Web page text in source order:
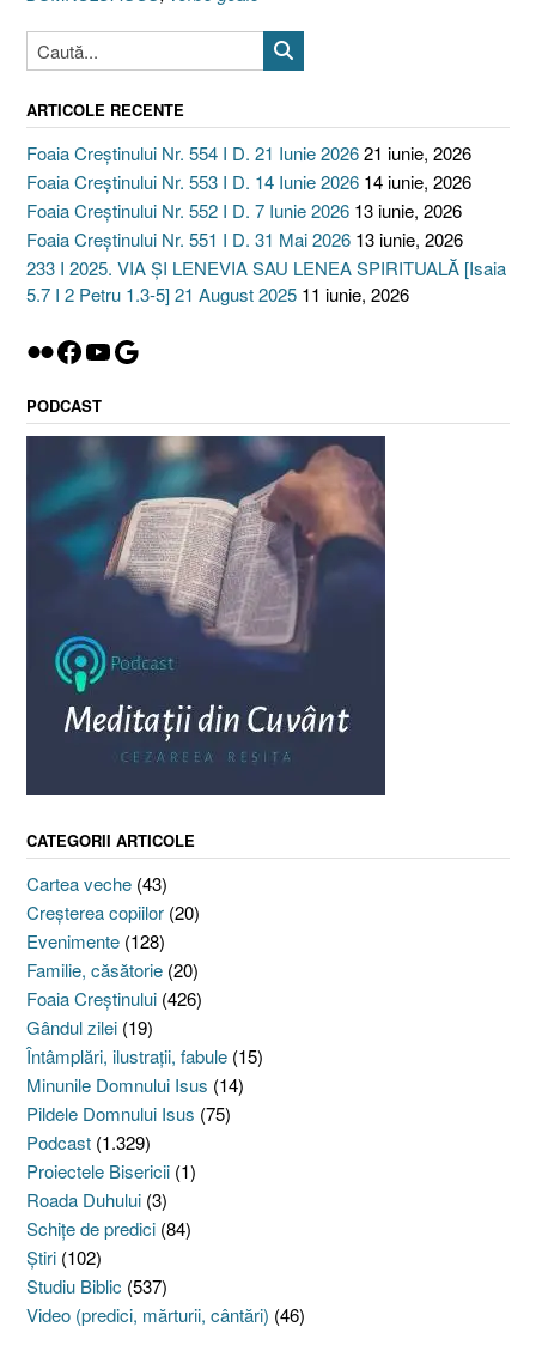
ARTICOLE RECENTE
Foaia Creștinului Nr. 554 I D. 21 Iunie 202621 iunie, 2026
Foaia Creștinului Nr. 553 I D. 14 Iunie 2026 14 iunie, 2026
Foaia Creștinului Nr. 552 I D. 7 Iunie 2026 13 iunie, 2026
Foaia Creștinului Nr. 551 I D. 31 Mai 2026 13 iunie, 2026
233 I 2025. VIA ȘI LENEVIA SAU LENEA SPIRITUALĂ [Isaia
5.7 I 2 Petru 1.3-5] 21 August 2025 11 iunie, 2026
Flickr
Facebook
YouTube
Google
PODCAST
CATEGORII ARTICOLE
Cartea veche (43)
Creşterea copiilor (20)
Evenimente (128)
Familie, căsătorie (20)
Foaia Creştinului (426)
Gândul zilei (19)
Întâmplări, ilustraţii, fabule (15)
Minunile Domnului Isus (14)
Pildele Domnului Isus (75)
Podcast (1.329)
Proiectele Bisericii (1)
Roada Duhului (3)
Schiţe de predici (84)
Ştiri (102)
Studiu Biblic (537)
Video (predici, mărturii, cântări) (46)